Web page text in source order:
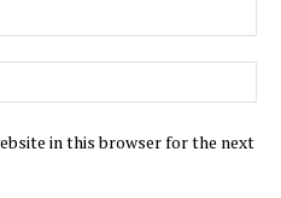
in this browser for the next